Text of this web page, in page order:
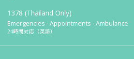
1378 (Thailand Only)
Emergencies - Appointments - Ambulance
24時間対応（英語）